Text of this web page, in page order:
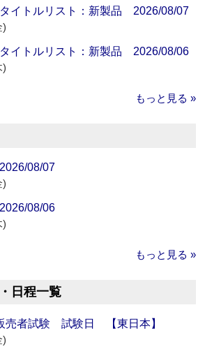
イトルリスト：新製品 2026/08/07
)
イトルリスト：新製品 2026/08/06
)
もっと見る »
08/07
)
08/06
)
もっと見る »
日程一覧
売者試験 試験日 【東日本】
)